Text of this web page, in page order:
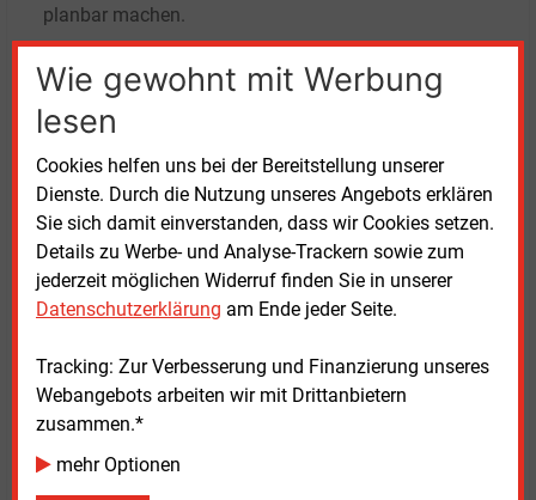
Wie gewohnt mit Werbung
lesen
Cookies helfen uns bei der Bereitstellung unserer
Dienste. Durch die Nutzung unseres Angebots erklären
Sie sich damit einverstanden, dass wir Cookies setzen.
Details zu Werbe- und Analyse-Trackern sowie zum
jederzeit möglichen Widerruf finden Sie in unserer
Datenschutzerklärung am Ende jeder Seite.
Tracking: Zur Verbesserung und Finanzierung unseres
Webangebots arbeiten wir mit Drittanbietern
zusammen.*
mehr Optionen
planbar machen.
Eigenheim-Umfrage zur energetischen Modernisierung -
Für Vollbild auf die Grafik klicken
Quelle: Civey
zu Wort. Der Bundesverband Kraft-Wärme-Kopplung
(B.KWK) mit Sitz in Berlin fordert, KWK-Anlagen im
GMG ausdrücklich zu berücksichtigen.
Hauptgeschäftsführerin Barbara Minderjahn kritisiert,